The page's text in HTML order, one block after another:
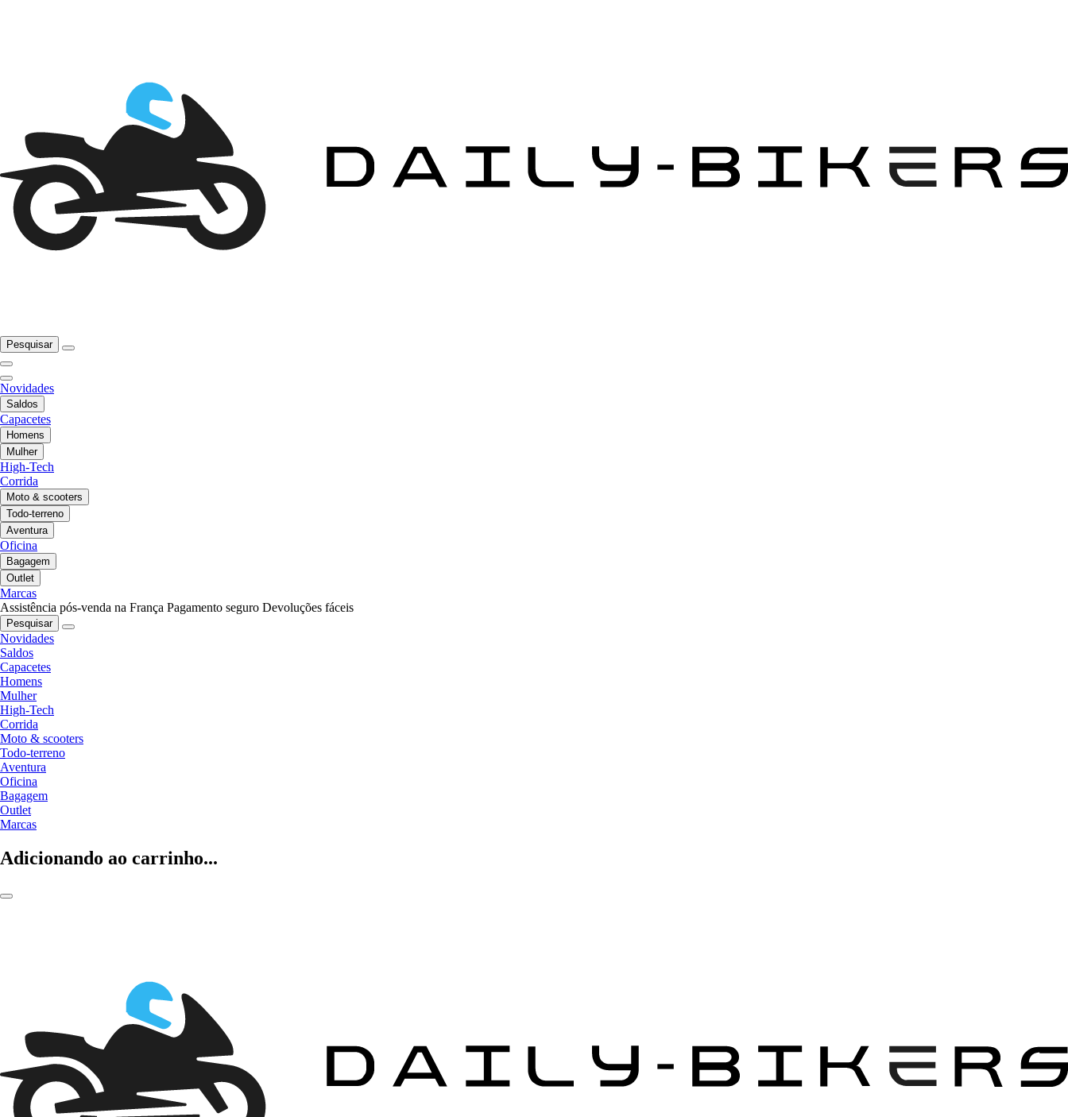
Pesquisar
Novidades
Saldos
Capacetes
Homens
Mulher
High-Tech
Corrida
Moto & scooters
Todo-terreno
Aventura
Oficina
Bagagem
Outlet
Marcas
Assistência pós-venda na França Pagamento seguro Devoluções fáceis
Pesquisar
Novidades
Saldos
Capacetes
Homens
Mulher
High-Tech
Corrida
Moto & scooters
Todo-terreno
Aventura
Oficina
Bagagem
Outlet
Marcas
Adicionando ao carrinho...